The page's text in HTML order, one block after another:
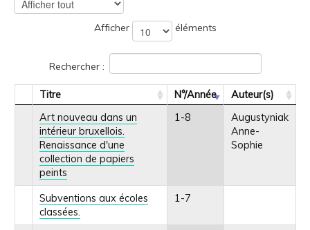
Afficher éléments
Rechercher :
Titre N°/Année
Auteur(s)
Art nouveau dans un
intérieur bruxellois.
Renaissance d'une
collection de papiers
peints
1-8
Augustyniak
Anne-
Sophie
Subventions aux écoles
classées.
1-7